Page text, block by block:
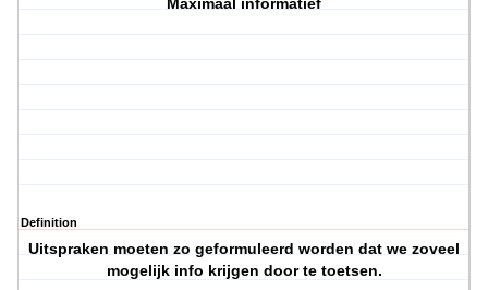
Maximaal informatief
Definition
Uitspraken moeten zo geformuleerd worden dat we zoveel
mogelijk info krijgen door te toetsen.